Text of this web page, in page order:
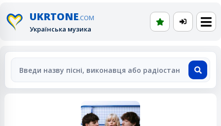
UKRTONE.COM
Українська музика